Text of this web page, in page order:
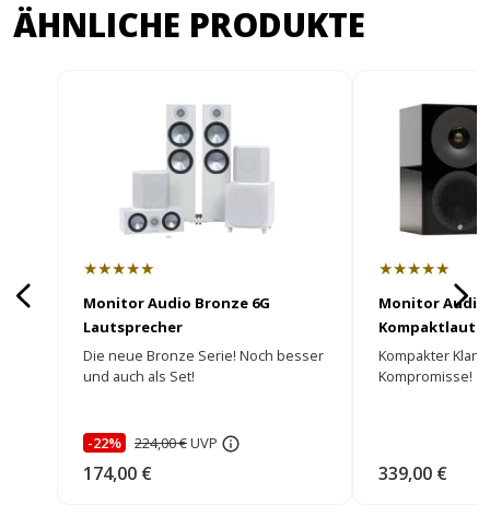
ÄHNLICHE PRODUKTE
★★★★★
Monitor Audio Bronze 6G
Lautsprecher
Die neue Bronze Serie! Noch besser
und auch als Set!
-22% 224,00 €UVP
174,00 €
★★★★★
Monitor Audio
Kompakter
Kompromisse!
339,00 €